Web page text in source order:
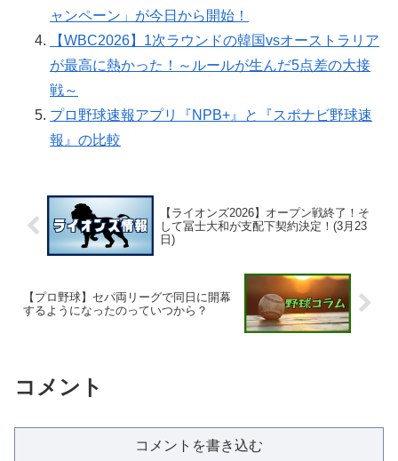
ャンペーン」が今日から開始！
【WBC2026】1次ラウンドの韓国vsオーストラリア
が最高に熱かった！～ルールが生んだ5点差の大接
戦～
プロ野球速報アプリ『NPB+』と『スポナビ野球速
報』の比較
【ライオンズ2026】オープン戦終了！そ
して冨士大和が支配下契約決定！(3月23
日)
【プロ野球】セパ両リーグで同日に開幕
するようになったのっていつから？
コメント
コメントを書き込む